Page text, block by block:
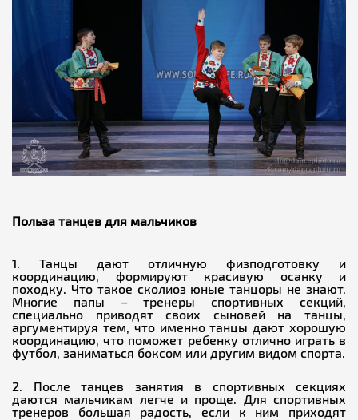
Польза танцев для мальчиков
Танцы дают отличную физподготовку и
координацию, формируют красивую осанку и
походку. Что такое сколиоз юные танцоры не знают.
Многие папы – тренеры спортивных секций,
специально приводят своих сыновей на танцы,
аргументируя тем, что именно танцы дают хорошую
координацию, что поможет ребенку отлично играть в
После танцев занятия в спортивных секциях
даются мальчикам легче и проще. Для спортивных
тренеров большая радость, если к ним приходят